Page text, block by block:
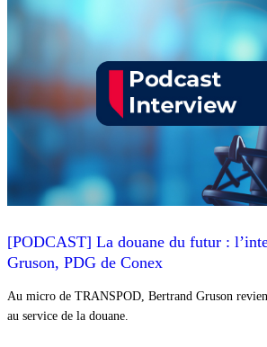
[PODCAST] La douane du futur :
Gruson, PDG de Conex
Au micro de TRANSPOD, Bertrand Gruson
au service de la douane.